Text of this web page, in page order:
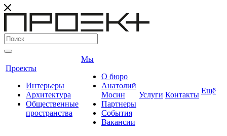
Проекты
Интерьеры
Архитектура
Общественные
пространства
Мы
О бюро
Анатолий
Мосин
Партнеры
События
Вакансии
Услуги Контакты Ещё